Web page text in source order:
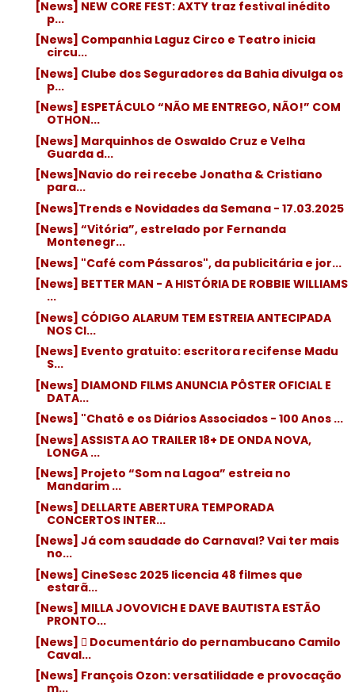
[News] NEW CORE FEST: AXTY traz festival inédito
p...
[News] Companhia Laguz Circo e Teatro inicia
circu...
[News] Clube dos Seguradores da Bahia divulga os
p...
[News] ESPETÁCULO “NÃO ME ENTREGO, NÃO!” COM
OTHON...
[News] Marquinhos de Oswaldo Cruz e Velha
Guarda d...
[News]Navio do rei recebe Jonatha & Cristiano
para...
[News]Trends e Novidades da Semana - 17.03.2025
[News] “Vitória”, estrelado por Fernanda
Montenegr...
[News] "Café com Pássaros", da publicitária e jor...
[News] BETTER MAN - A HISTÓRIA DE ROBBIE WILLIAMS
...
[News] CÓDIGO ALARUM TEM ESTREIA ANTECIPADA
NOS CI...
[News] Evento gratuito: escritora recifense Madu
S...
[News] DIAMOND FILMS ANUNCIA PÔSTER OFICIAL E
DATA...
[News] "Chatô e os Diários Associados - 100 Anos ...
[News] ASSISTA AO TRAILER 18+ DE ONDA NOVA,
LONGA ...
[News] Projeto “Som na Lagoa” estreia no
Mandarim ...
[News] DELLARTE ABERTURA TEMPORADA
CONCERTOS INTER...
[News] Já com saudade do Carnaval? Vai ter mais
no...
[News] CineSesc 2025 licencia 48 filmes que
estarã...
[News] MILLA JOVOVICH E DAVE BAUTISTA ESTÃO
PRONTO...
[News]  Documentário do pernambucano Camilo
Caval...
[News] François Ozon: versatilidade e provocação
m...